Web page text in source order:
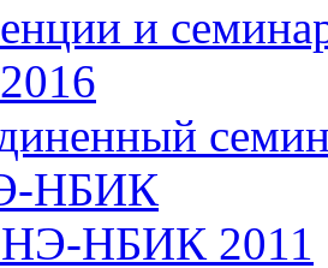
и
НБИК
НБИК 2011